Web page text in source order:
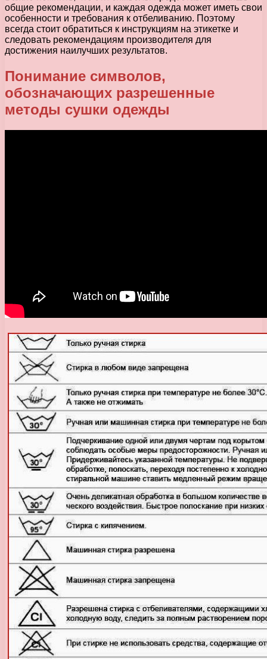
общие рекомендации, и каждая одежда может иметь свои
особенности и требования к отбеливанию. Поэтому
всегда стоит обратиться к инструкциям на этикетке и
следовать рекомендациям производителя для
достижения наилучших результатов.
Понимание символов,
обозначающих разрешенные
методы сушки одежды